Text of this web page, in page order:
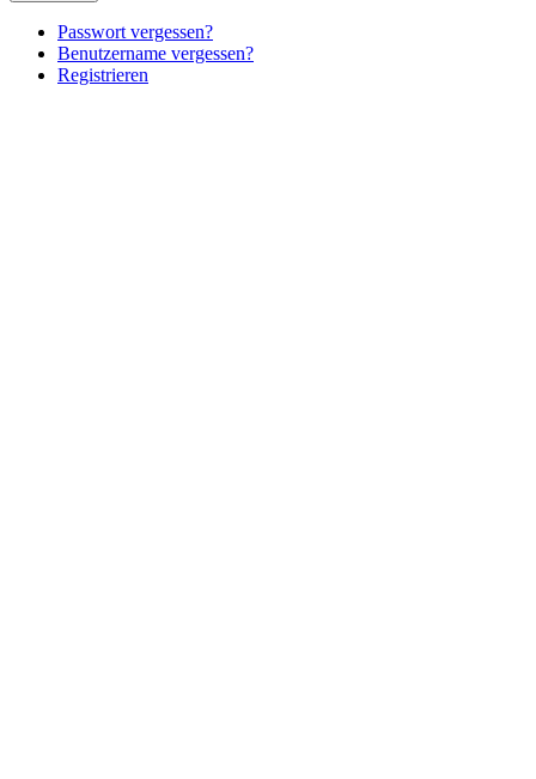
Passwort vergessen?
Benutzername vergessen?
Registrieren